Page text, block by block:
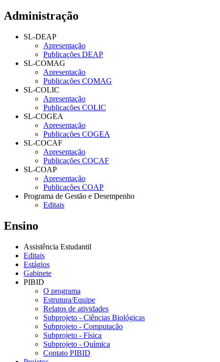
Administração
SL-DEAP
Apresentação
Publicações DEAP
SL-COMAG
Apresentação
Publicações COMAG
SL-COLIC
Apresentação
Publicações COLIC
SL-COGEA
Apresentação
Publicações COGEA
SL-COCAF
Apresentação
Publicações COCAF
SL-COAP
Apresentação
Publicações COAP
Programa de Gestão e Desempenho
Editais
Ensino
Assistência Estudantil
Editais
Estágios
Gabinete
PIBID
O programa
Estrutura/Equipe
Relatos de atividades
Subprojeto - Ciências Biológicas
Subprojeto - Computação
Subprojeto - Física
Subprojeto - Química
Contato PIBID